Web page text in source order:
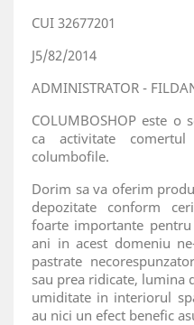
CUI 32677201
J5/82/2014
ADMINISTRATOR -
COLUMBOSHOP este o
ca activitate
columbofile.
Dorim sa va oferim
depozitate conform
foarte importante
ani in acest domeniu
pastrate
sau prea ridicate, lumina
umiditate in interiorul
au nici un efect benefic